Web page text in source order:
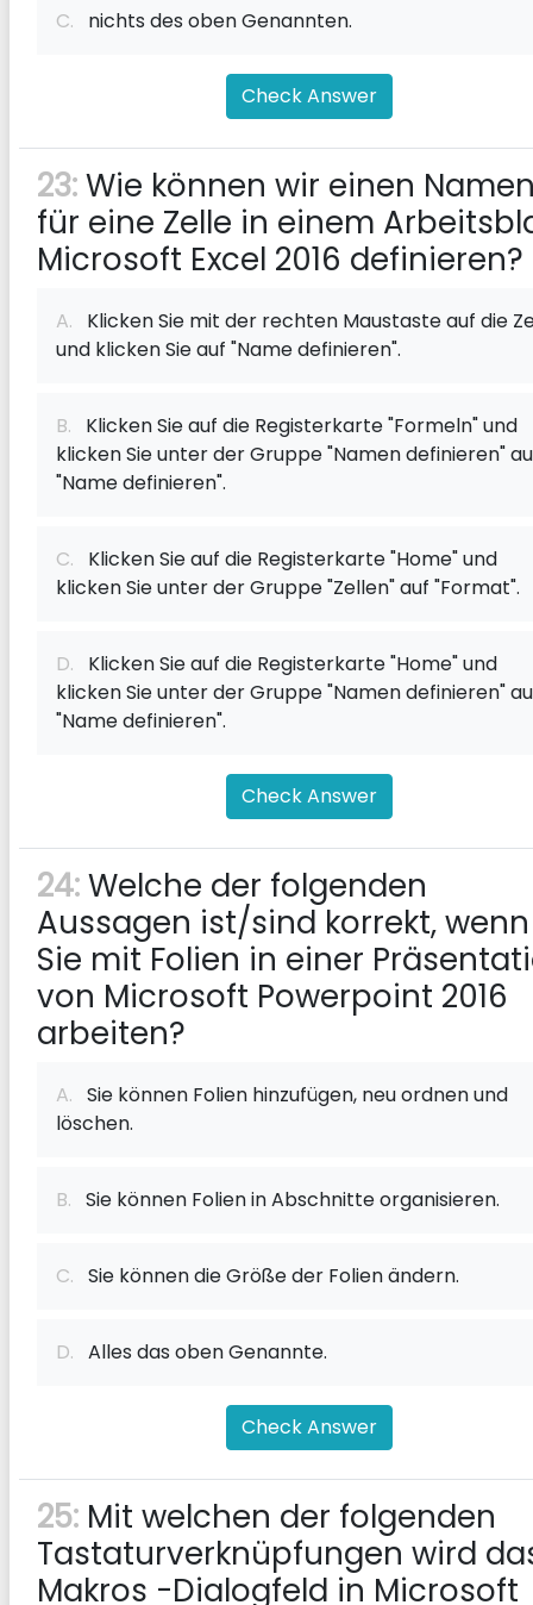
C. nichts des oben Genannten.
Check Answer
23:Wie können wir einen
für eine Zelle in einem
Microsoft Excel 2016 definieren?
A. Klicken Sie mit der rechten Maustaste auf die
und klicken Sie auf "Name definieren".
B. Klicken Sie auf die Registerkarte "Formeln" und
klicken Sie unter der Gruppe "Namen definieren"
"Name definieren".
C. Klicken Sie auf die Registerkarte "Home" und
klicken Sie unter der Gruppe "Zellen" auf "Format".
D. Klicken Sie auf die Registerkarte "Home" und
klicken Sie unter der Gruppe "Namen definieren"
"Name definieren".
Check Answer
24:Welche der folgenden
Aussagen ist/sind korrekt, wenn
Sie mit Folien in einer
von Microsoft Powerpoint 2016
arbeiten?
A. Sie können Folien hinzufügen, neu ordnen und
löschen.
B. Sie können Folien in Abschnitte organisieren.
C. Sie können die Größe der Folien ändern.
D. Alles das oben Genannte.
Check Answer
25: Mit welchen der folgenden
Tastaturverknüpfungen wird
Makros -Dialogfeld in Microsoft